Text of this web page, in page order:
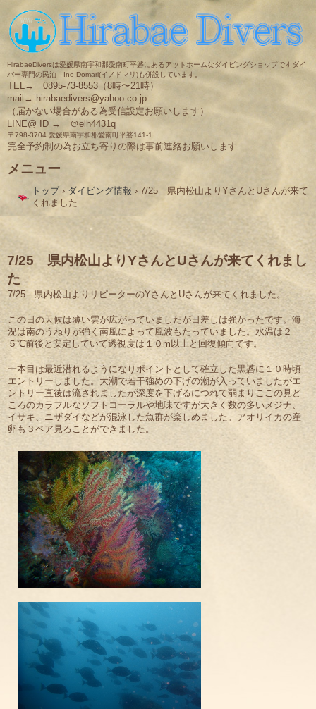
HirabaeDiversは愛媛県南宇和郡愛南町平碆にあるアットホームなダイビングショップですダイ
バー専門の民泊 Ino Domari(イノドマリ)も併設しています。
TEL→ 0895-73-8553（8時〜21時）
mail→ hirabaedivers@yahoo.co.jp
（届かない場合がある為受信設定お願いします）
LINE@ ID → ＠elh4431q
〒798-3704 愛媛県南宇和郡愛南町平碆141-1
完全予約制の為お立ち寄りの際は事前連絡お願いします
メニュー
ン
ス
キ
ッ
プ
トップ › ダイビング情報 › 7/25 県内松山よりYさんとUさんが来て
くれました
7/25 県内松山よりYさんとUさんが来てくれまし
た
7/25 県内松山よりリピーターのYさんとUさんが来てくれました。
この日の天候は薄い雲が広がっていましたが日差しは強かったです。海
況は南のうねりが強く南風によって風波もたっていました。水温は２
５℃前後と安定していて透視度は１０m以上と回復傾向です。
一本目は最近潜れるようになりポイントとして確立した黒碆に１０時頃
エントリーしました。大潮で若干強めの下げの潮が入っていましたがエ
ントリー直後は流されましたが深度を下げるにつれて弱まりここの見ど
ころのカラフルなソフトコーラルや地味ですが大きく数の多いメジナ、
イサキ、ニザダイなどが混泳した魚群が楽しめました。アオリイカの産
卵も３ペア見ることができました。